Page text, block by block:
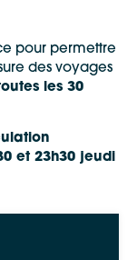
pour permettre
des voyages
les 30
et 23h30 jeudi